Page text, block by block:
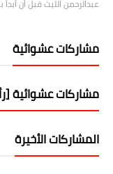
عبدالرحمن الليث قبل أن
مشاركات عشوائية
مشاركات عشوائية
المشاركات الأخيرة